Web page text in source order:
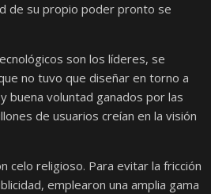
de su propio poder pronto se
son los líderes, se
no tuvo que diseñar en torno a
buena voluntad ganados por las
de usuarios creían en la visión
celo religioso. Para evitar la fricción
emplearon una amplia gama